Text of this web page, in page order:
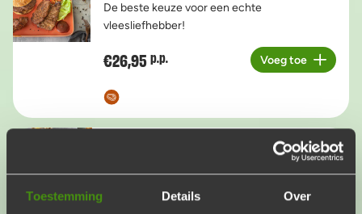
Toestemming Details Over
De beste keuze voor een echte
vleesliefhebber!
€26,95 p.p.
Aantal
Voeg toe
Een heerlijke visbeleving voor op de